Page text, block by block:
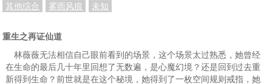
其他综合
雾雨风痕 未知
重生之再证仙道
林薇薇无法相信自己眼前看到的场景，这个场景太过熟悉，她曾经
在生命的最后几十年里回想了无数遍，是心魔幻境？还是回到过去重
新得到生命？前世就是在这个秘境，她得到了一枚空间规则戒指，她